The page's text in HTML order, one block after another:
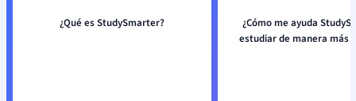
¿Qué es StudySmarter?
¿Cómo me ayuda
estudiar de manera más